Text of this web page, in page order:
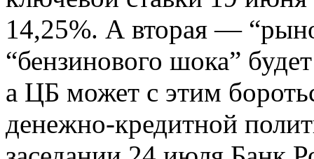
14,25%. А вторая —
“бензинового шока”
а ЦБ может с этим
денежно-кредитной